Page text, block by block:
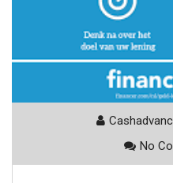
No